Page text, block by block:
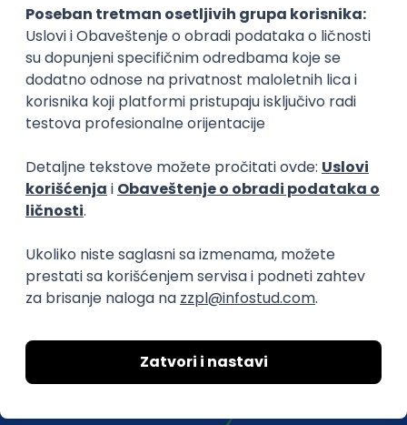
Okupljamo IT zajednicu, podižemo
transparentnost domaćeg IT tržišta rada i
efikasno spajamo kandidate i poslodavce.
Za poslodavce
Uslovi korišćenja
Politika privatnosti
Kontakt
Druželjubivi smo!